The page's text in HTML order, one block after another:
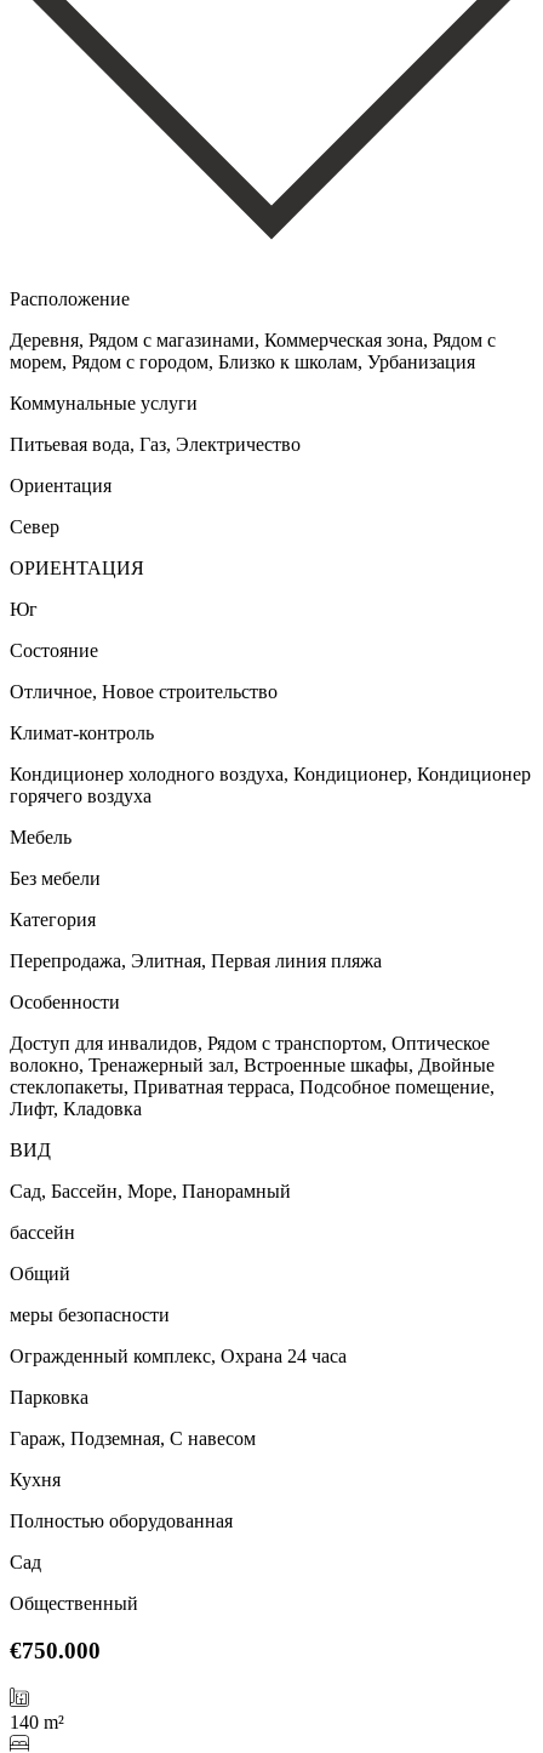
Расположение
Деревня, Рядом с магазинами, Коммерческая зона, Рядом с
морем, Рядом с городом, Близко к школам, Урбанизация
Коммунальные услуги
Питьевая вода, Газ, Электричество
Ориентация
Север
ОРИЕНТАЦИЯ
Юг
Состояние
Отличное, Новое строительство
Климат-контроль
Кондиционер холодного воздуха, Кондиционер, Кондиционер
горячего воздуха
Мебель
Без мебели
Категория
Перепродажа, Элитная, Первая линия пляжа
Особенности
Доступ для инвалидов, Рядом с транспортом, Оптическое
волокно, Тренажерный зал, Встроенные шкафы, Двойные
стеклопакеты, Приватная терраса, Подсобное помещение,
Лифт, Кладовка
ВИД
Сад, Бассейн, Море, Панорамный
бассейн
Общий
меры безопасности
Огражденный комплекс, Охрана 24 часа
Парковка
Гараж, Подземная, С навесом
Кухня
Полностью оборудованная
Сад
Общественный
€750.000
140 m²